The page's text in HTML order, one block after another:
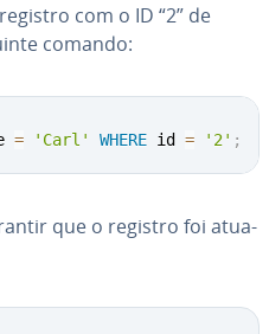
com o ID “2” de
comando:
= 'Carl' WHERE id = '2' ;
que o registro foi atu­a­